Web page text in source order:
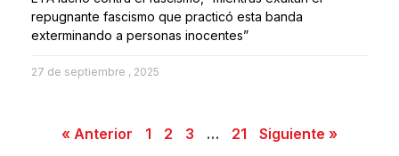
repugnante fascismo que practicó esta banda
exterminando a personas inocentes”
27 de septiembre , 2025
« Anterior 1 2 3 … 21 Siguiente »